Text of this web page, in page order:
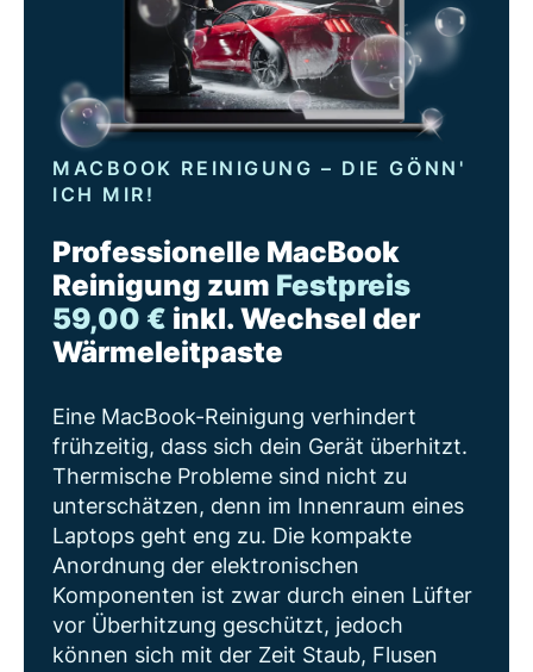
MACBOOK REINIGUNG – DIE GÖNN'
ICH MIR!
Professionelle MacBook
Reinigung zum Festpreis
59,00 € inkl. Wechsel der
Wärmeleitpaste
Eine MacBook-Reinigung verhindert
frühzeitig, dass sich dein Gerät überhitzt.
Thermische Probleme sind nicht zu
unterschätzen, denn im Innenraum eines
Laptops geht eng zu. Die kompakte
Anordnung der elektronischen
Komponenten ist zwar durch einen Lüfter
vor Überhitzung geschützt, jedoch
können sich mit der Zeit Staub, Flusen